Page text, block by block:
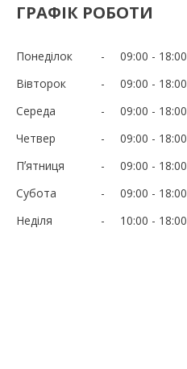
ГРАФІК РОБОТИ
Понеділок 09:00
18:00
Вівторок
09:00
18:00
Середа
09:00
18:00
Четвер
09:00
18:00
Пʼятниця
09:00
18:00
Субота
09:00
18:00
Неділя
10:00 18:00